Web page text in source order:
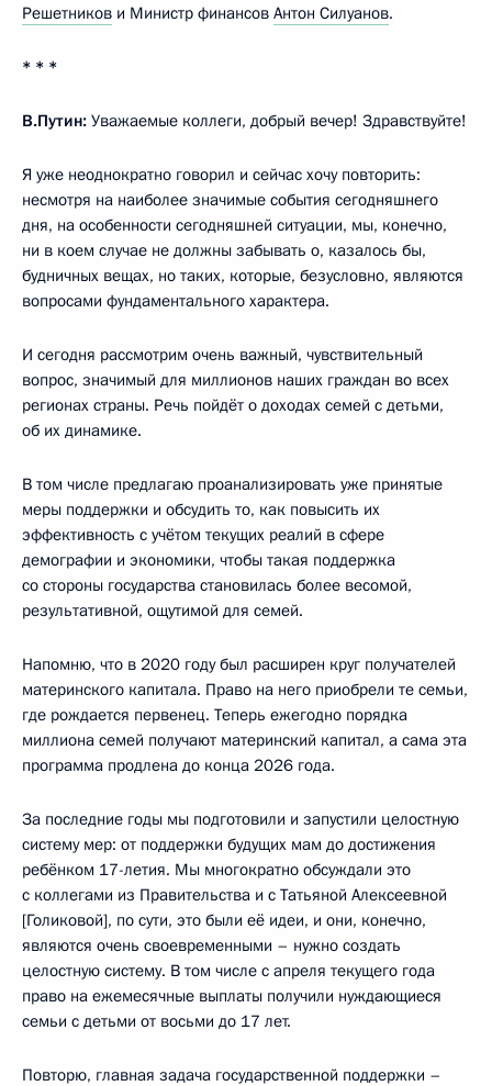
Решетников и Министр финансов Антон Силуанов.
* * *
В.Путин: Уважаемые коллеги, добрый вечер! Здравствуйте!
Я уже неоднократно говорил и сейчас хочу повторить:
несмотря на наиболее значимые события сегодняшнего
дня, на особенности сегодняшней ситуации, мы, конечно,
ни в коем случае не должны забывать о, казалось бы,
будничных вещах, но таких, которые, безусловно, являются
вопросами фундаментального характера.
И сегодня рассмотрим очень важный, чувствительный
вопрос, значимый для миллионов наших граждан во всех
регионах страны. Речь пойдёт о доходах семей с детьми,
об их динамике.
В том числе предлагаю проанализировать уже принятые
меры поддержки и обсудить то, как повысить их
эффективность с учётом текущих реалий в сфере
демографии и экономики, чтобы такая поддержка
со стороны государства становилась более весомой,
результативной, ощутимой для семей.
Напомню, что в 2020 году был расширен круг получателей
материнского капитала. Право на него приобрели те семьи,
где рождается первенец. Теперь ежегодно порядка
миллиона семей получают материнский капитал, а сама эта
программа продлена до конца 2026 года.
За последние годы мы подготовили и запустили целостную
систему мер: от поддержки будущих мам до достижения
ребёнком 17-летия. Мы многократно обсуждали это
с коллегами из Правительства и с Татьяной Алексеевной
[Голиковой], по сути, это были её идеи, и они, конечно,
являются очень своевременными – нужно создать
целостную систему. В том числе с апреля текущего года
право на ежемесячные выплаты получили нуждающиеся
семьи с детьми от восьми до 17 лет.
Повторю, главная задача государственной поддержки –